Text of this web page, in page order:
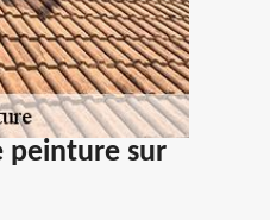
peinture sur